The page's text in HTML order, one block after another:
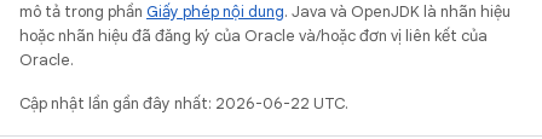
mô tả trong phần Giấy phép nội dung. Java và OpenJDK là nhãn hiệu
hoặc nhãn hiệu đã đăng ký của Oracle và/hoặc đơn vị liên kết của
Oracle.
Cập nhật lần gần đây nhất: 2026-06-22 UTC.